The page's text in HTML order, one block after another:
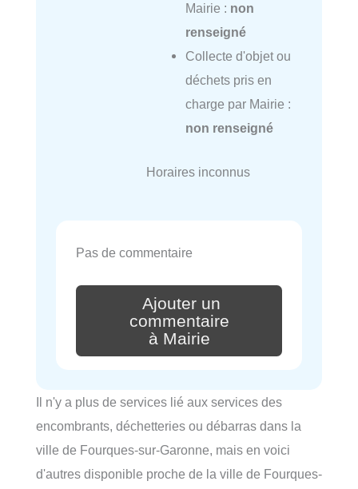
Mairie : non
renseigné
Collecte d'objet ou
déchets pris en
charge par Mairie :
non renseigné
Horaires inconnus
Pas de commentaire
Ajouter un
commentaire
à Mairie
Il n'y a plus de services lié aux services des
encombrants, déchetteries ou débarras dans la
ville de Fourques-sur-Garonne, mais en voici
d'autres disponible proche de la ville de Fourques-